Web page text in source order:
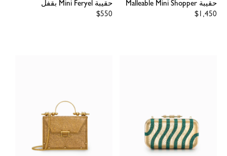
حقيبة Malleable Mini Shopper
Regular
$1,450
حقيبة Mini Feryel بقفل
Regular
$550